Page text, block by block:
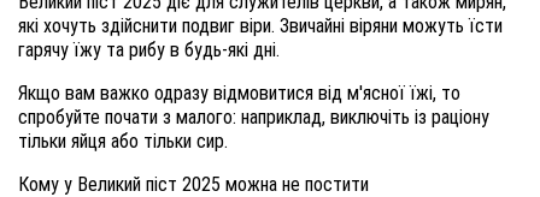
які хочуть здійснити подвиг віри. Звичайні віряни можуть їсти
гарячу їжу та рибу в будь-які дні.
Якщо вам важко одразу відмовитися від м'ясної їжі, то
спробуйте почати з малого: наприклад, виключіть із раціону
тільки яйця або тільки сир.
Кому у Великий піст 2025 можна не постити